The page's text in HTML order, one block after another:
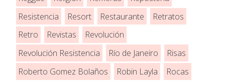
Resistencia
Resort Restaurante
Retratos
Retro
Revistas
Revolución
Revolución Resistencia
Río de Janeiro
Risas
Roberto Gomez Bolaños
Robin Layla Rocas